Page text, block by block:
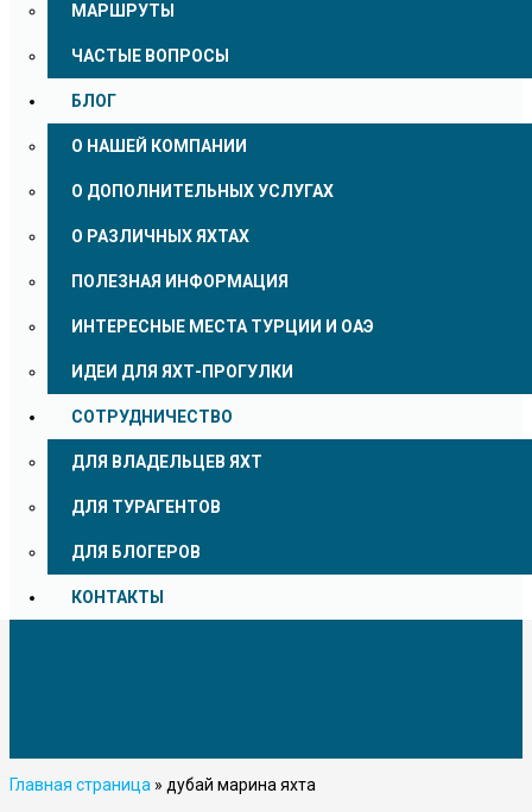
МАРШРУТЫ
ЧАСТЫЕ ВОПРОСЫ
БЛОГ
О НАШЕЙ КОМПАНИИ
О ДОПОЛНИТЕЛЬНЫХ УСЛУГАХ
О РАЗЛИЧНЫХ ЯХТАХ
ПОЛЕЗНАЯ ИНФОРМАЦИЯ
ИНТЕРЕСНЫЕ МЕСТА ТУРЦИИ И ОАЭ
ИДЕИ ДЛЯ ЯХТ-ПРОГУЛКИ
СОТРУДНИЧЕСТВО
ДЛЯ ВЛАДЕЛЬЦЕВ ЯХТ
ДЛЯ ТУРАГЕНТОВ
ДЛЯ БЛОГЕРОВ
КОНТАКТЫ
Главная страница » дубай марина яхта